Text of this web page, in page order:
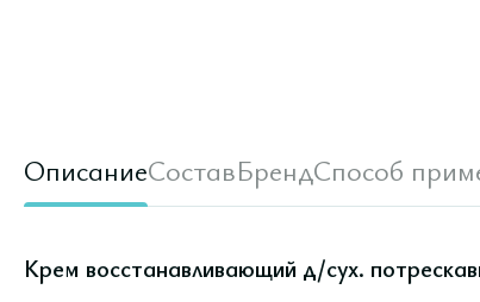
ОписаниеСоставБрендСпособ
Крем восстанавливающий д/сух.